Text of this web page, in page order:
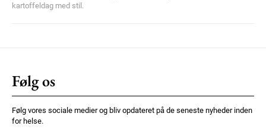
100
kartoffeldag med stil.
Følg os
Følg vores sociale medier og bliv opdateret på de seneste nyheder inden
for helse.